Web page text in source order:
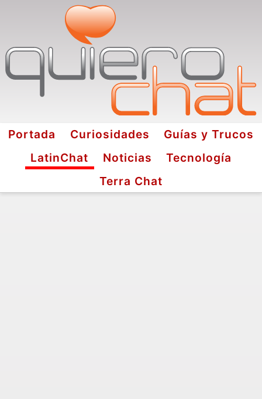
Portada Curiosidades
Guías y Trucos
LatinChat
Noticias
Tecnología
Terra Chat